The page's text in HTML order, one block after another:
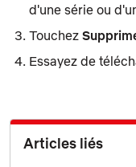
d'une série ou
Touchez
Essayez de
Articles liés